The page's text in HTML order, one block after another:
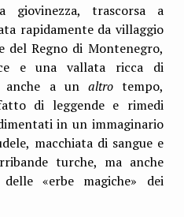
giovinezza, trascorsa a
rapidamente da villaggio
del Regno di Montenegro,
e una vallata ricca di
anche a un altro tempo,
di leggende e rimedi
in un immaginario
macchiata di sangue e
turche, ma anche
«erbe magiche» dei